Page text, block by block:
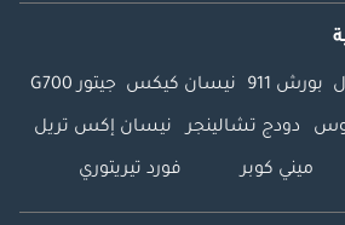
بورش 911 نيسان كيكس جيتور G700
دودج تشالينجر نيسان إكس تريل
ميني كوبر فورد تيريتوري